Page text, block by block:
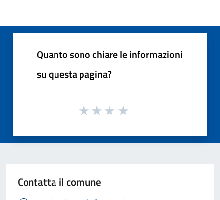
Quanto sono chiare le informazioni
su questa pagina?
Contatta il comune